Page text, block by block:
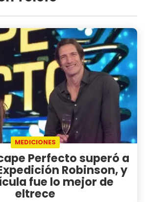
MEDICIONES
Perfecto superó a
Robinson, y
fue lo mejor de
eltrece